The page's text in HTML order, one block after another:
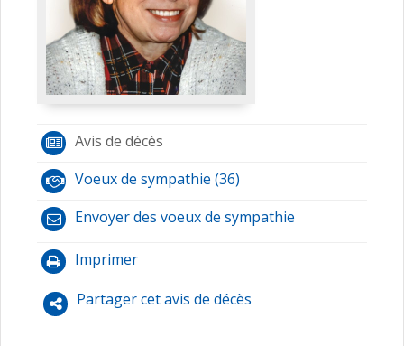
Avis de décès
Voeux de sympathie (36)
Envoyer des voeux de sympathie
Imprimer
Partager cet avis de décès